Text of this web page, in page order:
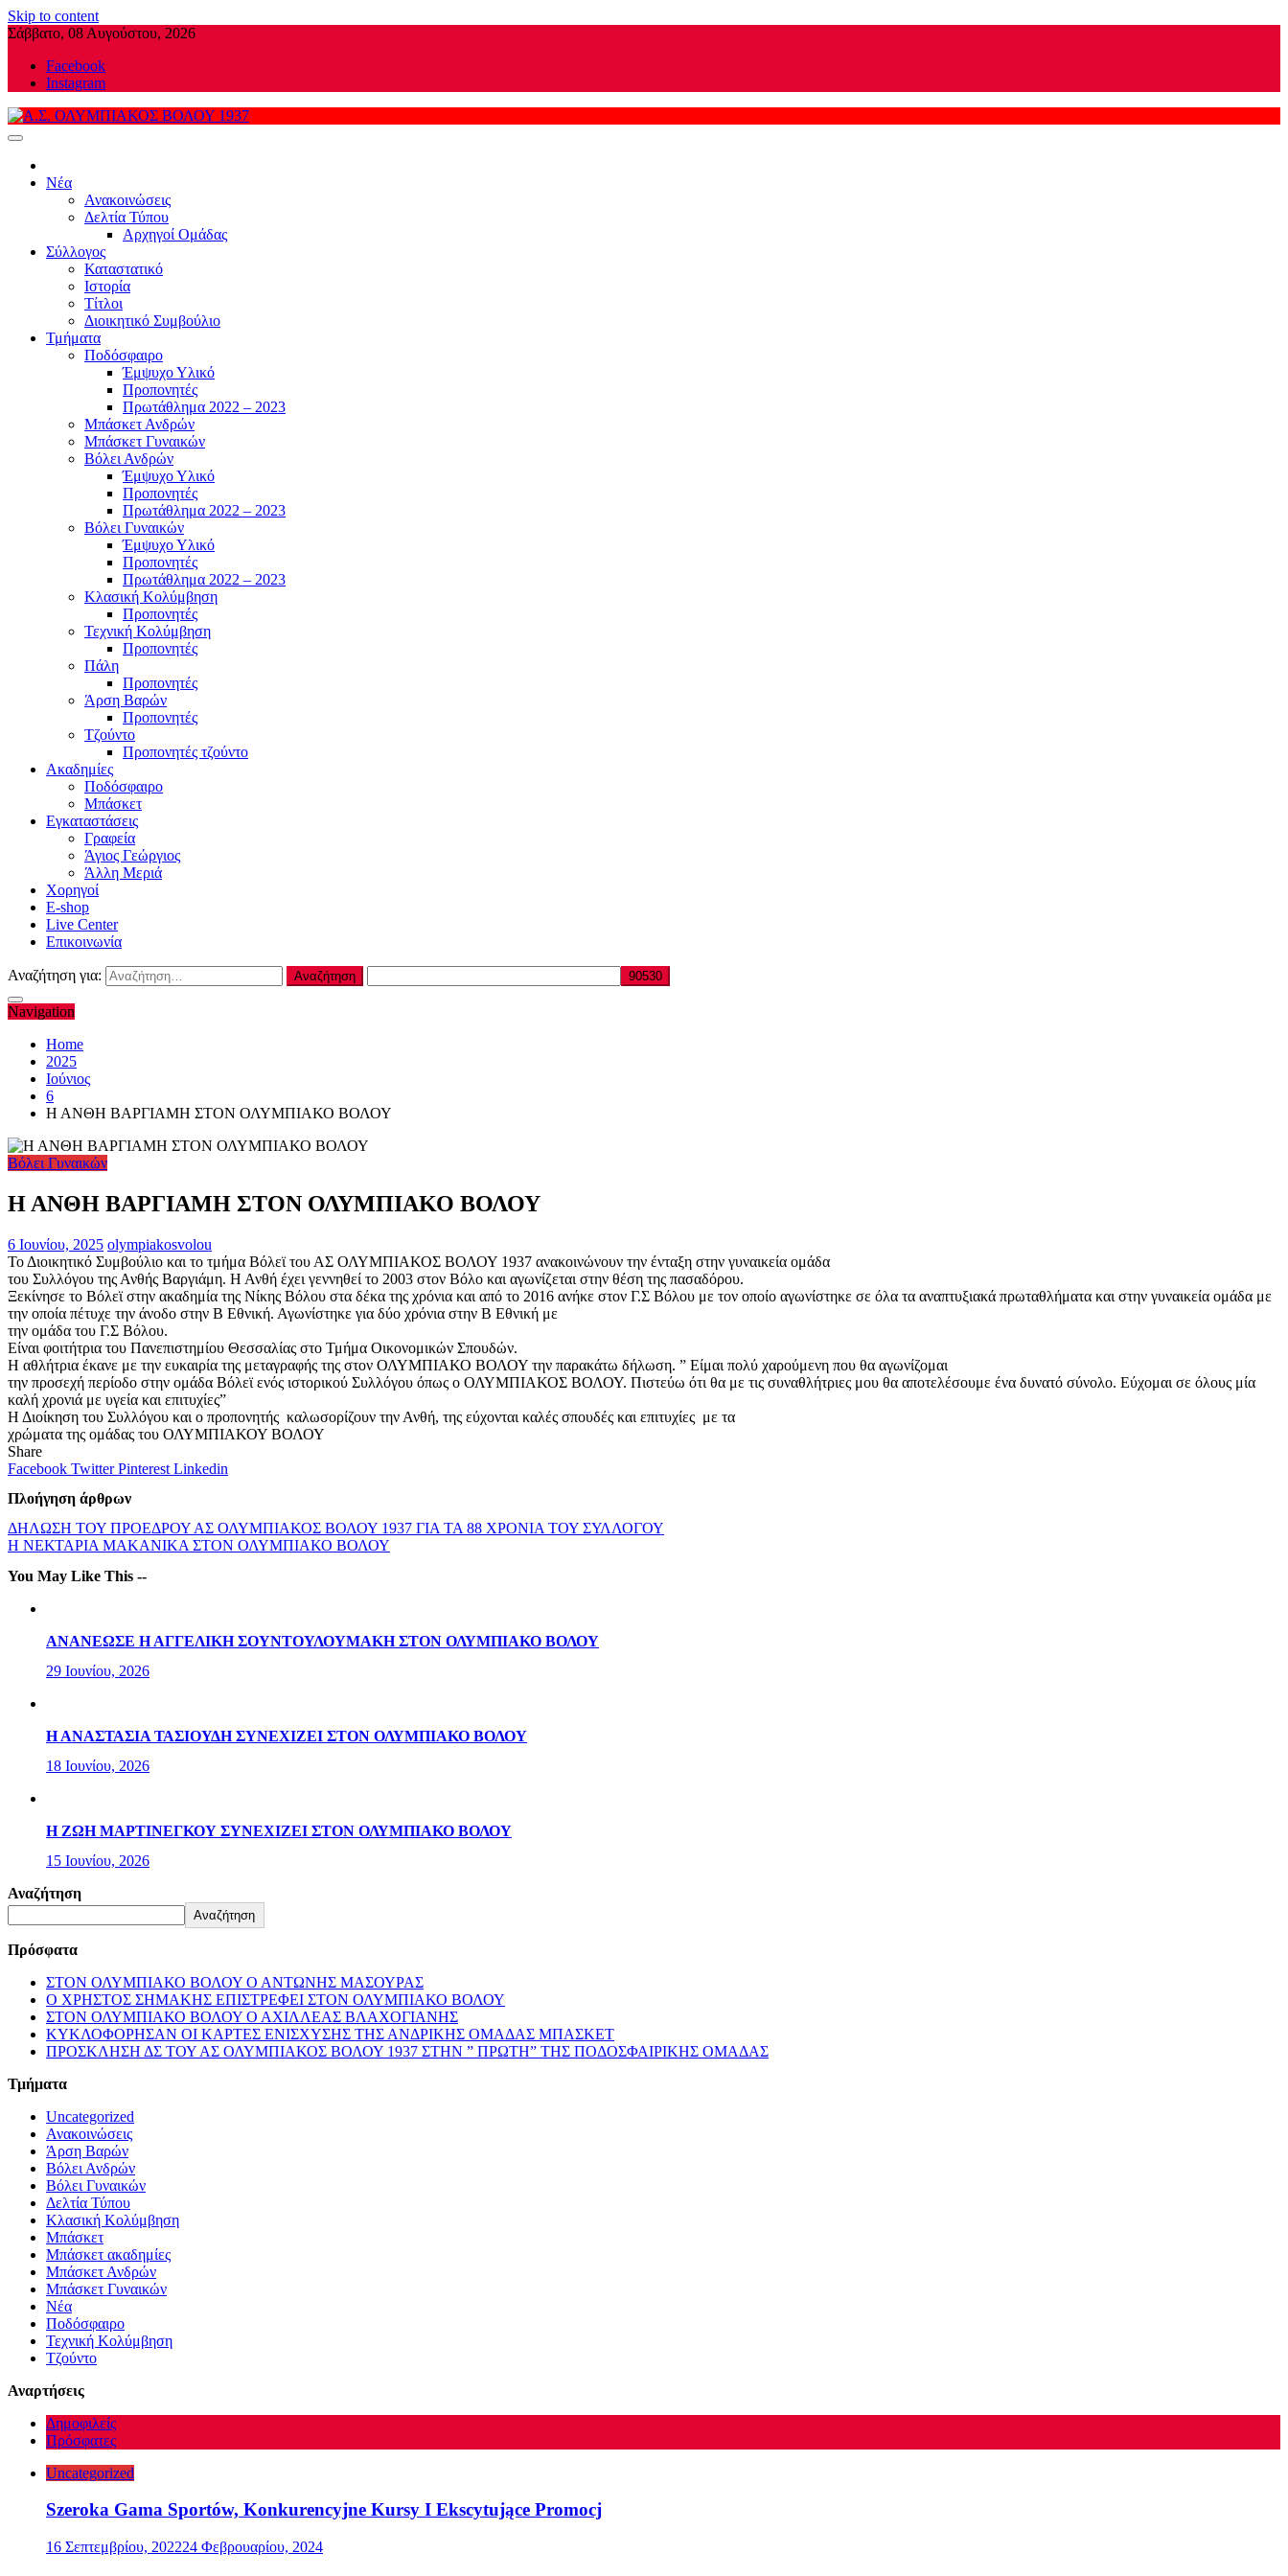
Skip to content
Σάββατο, 08 Αυγούστου, 2026
Facebook
Instagram
Νέα
Ανακοινώσεις
Δελτία Τύπου
Αρχηγοί Ομάδας
Σύλλογος
Καταστατικό
Ιστορία
Τίτλοι
Διοικητικό Συμβούλιο
Τμήματα
Ποδόσφαιρο
Έμψυχο Υλικό
Προπονητές
Πρωτάθλημα 2022 – 2023
Μπάσκετ Ανδρών
Μπάσκετ Γυναικών
Βόλει Ανδρών
Έμψυχο Υλικό
Προπονητές
Πρωτάθλημα 2022 – 2023
Βόλει Γυναικών
Έμψυχο Υλικό
Προπονητές
Πρωτάθλημα 2022 – 2023
Κλασική Κολύμβηση
Προπονητές
Τεχνική Κολύμβηση
Προπονητές
Πάλη
Προπονητές
Άρση Βαρών
Προπονητές
Τζούντο
Προπονητές τζούντο
Ακαδημίες
Ποδόσφαιρο
Μπάσκετ
Εγκαταστάσεις
Γραφεία
Άγιος Γεώργιος
Άλλη Μεριά
Χορηγοί
E-shop
Live Center
Επικοινωνία
Αναζήτηση για:
Navigation
Home
2025
Ιούνιος
6
Η ΑΝΘΗ ΒΑΡΓΙΑΜΗ ΣΤΟΝ ΟΛΥΜΠΙΑΚΟ ΒΟΛΟΥ
Βόλει Γυναικών
Η ΑΝΘΗ ΒΑΡΓΙΑΜΗ ΣΤΟΝ ΟΛΥΜΠΙΑΚΟ ΒΟΛΟΥ
6 Ιουνίου, 2025 olympiakosvolou
Το Διοικητικό Συμβούλιο και το τμήμα Βόλεϊ του ΑΣ ΟΛΥΜΠΙΑΚΟΣ ΒΟΛΟΥ 1937 ανακοινώνουν την ένταξη στην γυναικεία ομάδα
του Συλλόγου της Ανθής Βαργιάμη. Η Ανθή έχει γεννηθεί το 2003 στον Βόλο και αγωνίζεται στην θέση της πασαδόρου.
Ξεκίνησε το Βόλεϊ στην ακαδημία της Νίκης Βόλου στα δέκα της χρόνια και από το 2016 ανήκε στον Γ.Σ Βόλου με τον οποίο αγωνίστηκε σε όλα τα αναπτυξιακά πρωταθλήματα και στην γυναικεία ομάδα με
την οποία πέτυχε την άνοδο στην Β Εθνική. Αγωνίστηκε για δύο χρόνια στην Β Εθνική με
την ομάδα του Γ.Σ Βόλου.
Είναι φοιτήτρια του Πανεπιστημίου Θεσσαλίας στο Τμήμα Οικονομικών Σπουδών.
Η αθλήτρια έκανε με την ευκαιρία της μεταγραφής της στον ΟΛΥΜΠΙΑΚΟ ΒΟΛΟΥ την παρακάτω δήλωση. ” Είμαι πολύ χαρούμενη που θα αγωνίζομαι
την προσεχή περίοδο στην ομάδα Βόλεϊ ενός ιστορικού Συλλόγου όπως ο ΟΛΥΜΠΙΑΚΟΣ ΒΟΛΟΥ. Πιστεύω ότι θα με τις συναθλήτριες μου θα αποτελέσουμε ένα δυνατό σύνολο. Εύχομαι σε όλους μία
καλή χρονιά με υγεία και επιτυχίες”
Η Διοίκηση του Συλλόγου και ο προπονητής καλωσορίζουν την Ανθή, της εύχονται καλές σπουδές και επιτυχίες με τα
χρώματα της ομάδας του ΟΛΥΜΠΙΑΚΟΥ ΒΟΛΟΥ
Share
Facebook TwitterPinterest Linkedin
Πλοήγηση άρθρων
ΔΗΛΩΣΗ ΤΟΥ ΠΡΟΕΔΡΟΥ ΑΣ ΟΛΥΜΠΙΑΚΟΣ ΒΟΛΟΥ 1937 ΓΙΑ ΤΑ 88 ΧΡΟΝΙΑ ΤΟΥ ΣΥΛΛΟΓΟΥ
Η ΝΕΚΤΑΡΙΑ ΜΑΚΑΝΙΚΑ ΣΤΟΝ ΟΛΥΜΠΙΑΚΟ ΒΟΛΟΥ
You May Like This --
ΑΝΑΝΕΩΣΕ Η ΑΓΓΕΛΙΚΗ ΣΟΥΝΤΟΥΛΟΥΜΑΚΗ ΣΤΟΝ ΟΛΥΜΠΙΑΚΟ ΒΟΛΟΥ
29 Ιουνίου, 2026
Η ΑΝΑΣΤΑΣΙΑ ΤΑΣΙΟΥΔΗ ΣΥΝΕΧΙΖΕΙ ΣΤΟΝ ΟΛΥΜΠΙΑΚΟ ΒΟΛΟΥ
18 Ιουνίου, 2026
Η ΖΩΗ ΜΑΡΤΙΝΕΓΚΟΥ ΣΥΝΕΧΙΖΕΙ ΣΤΟΝ ΟΛΥΜΠΙΑΚΟ ΒΟΛΟΥ
15 Ιουνίου, 2026
Αναζήτηση
Αναζήτηση
Πρόσφατα
ΣΤΟΝ ΟΛΥΜΠΙΑΚΟ ΒΟΛΟΥ Ο ΑΝΤΩΝΗΣ ΜΑΣΟΥΡΑΣ
Ο ΧΡΗΣΤΟΣ ΣΗΜΑΚΗΣ ΕΠΙΣΤΡΕΦΕΙ ΣΤΟΝ ΟΛΥΜΠΙΑΚΟ ΒΟΛΟΥ
ΣΤΟΝ ΟΛΥΜΠΙΑΚΟ ΒΟΛΟΥ Ο ΑΧΙΛΛΕΑΣ ΒΛΑΧΟΓΙΑΝΗΣ
ΚΥΚΛΟΦΟΡΗΣΑΝ ΟΙ ΚΑΡΤΕΣ ΕΝΙΣΧΥΣΗΣ ΤΗΣ ΑΝΔΡΙΚΗΣ ΟΜΑΔΑΣ ΜΠΑΣΚΕΤ
ΠΡΟΣΚΛΗΣΗ ΔΣ ΤΟΥ ΑΣ ΟΛΥΜΠΙΑΚΟΣ ΒΟΛΟΥ 1937 ΣΤΗΝ ” ΠΡΩΤΗ” ΤΗΣ ΠΟΔΟΣΦΑΙΡΙΚΗΣ ΟΜΑΔΑΣ
Τμήματα
Uncategorized
Ανακοινώσεις
Άρση Βαρών
Βόλει Ανδρών
Βόλει Γυναικών
Δελτία Τύπου
Κλασική Κολύμβηση
Μπάσκετ
Μπάσκετ ακαδημίες
Μπάσκετ Ανδρών
Μπάσκετ Γυναικών
Νέα
Ποδόσφαιρο
Τεχνική Κολύμβηση
Τζούντο
Αναρτήσεις
Δημοφιλείς
Πρόσφατες
Uncategorized
Szeroka Gama Sportów, Konkurencyjne Kursy I Ekscytujące Promocj
16 Σεπτεμβρίου, 202224 Φεβρουαρίου, 2024